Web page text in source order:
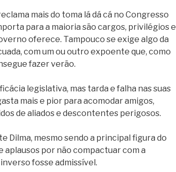
mais do toma lá dá cá no Congresso
para a maioria são cargos, privilégios e
oferece. Tampouco se exige algo da
com um ou outro expoente que, como
fazer verão.
legislativa, mas tarda e falha nas suas
mais e pior para acomodar amigos,
de aliados e descontentes perigosos.
Dilma, mesmo sendo a principal figura do
por não compactuar com a
fosse admissível.